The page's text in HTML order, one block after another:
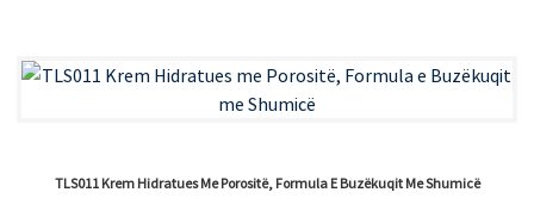
TLS011 Krem Hidratues Me Porositë, Formula E Buzëkuqit Me Shumicë